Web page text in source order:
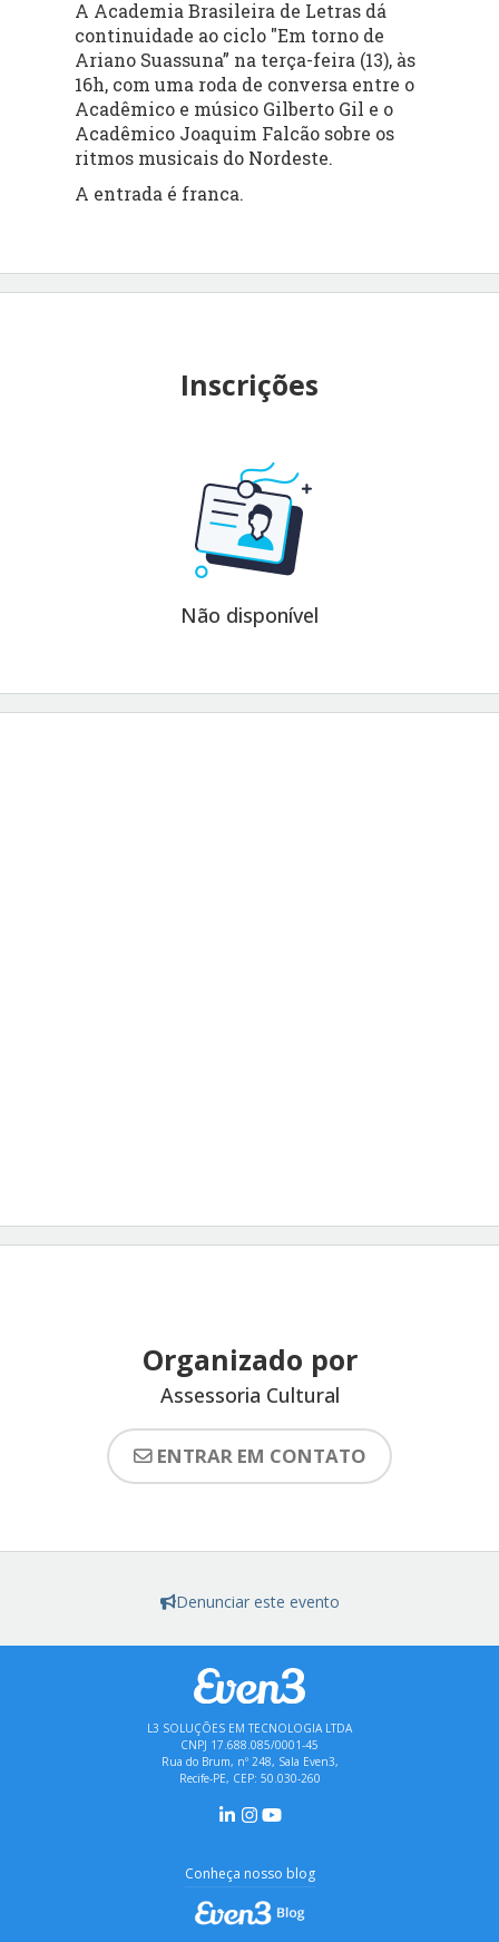
A Academia Brasileira de Letras dá
continuidade ao ciclo "Em torno de
Ariano Suassuna” na terça-feira (13), às
16h, com uma roda de conversa entre o
Acadêmico e músico Gilberto Gil e o
Acadêmico Joaquim Falcão sobre os
ritmos musicais do Nordeste.
A entrada é franca.
Inscrições
Não disponível
Organizado por
Assessoria Cultural
ENTRAR EM CONTATO
Denunciar este evento
L3 SOLUÇÕES EM TECNOLOGIA LTDA
CNPJ 17.688.085/0001-45
Rua do Brum, nº 248, Sala Even3,
Recife-PE, CEP: 50.030-260
Conheça nosso blog